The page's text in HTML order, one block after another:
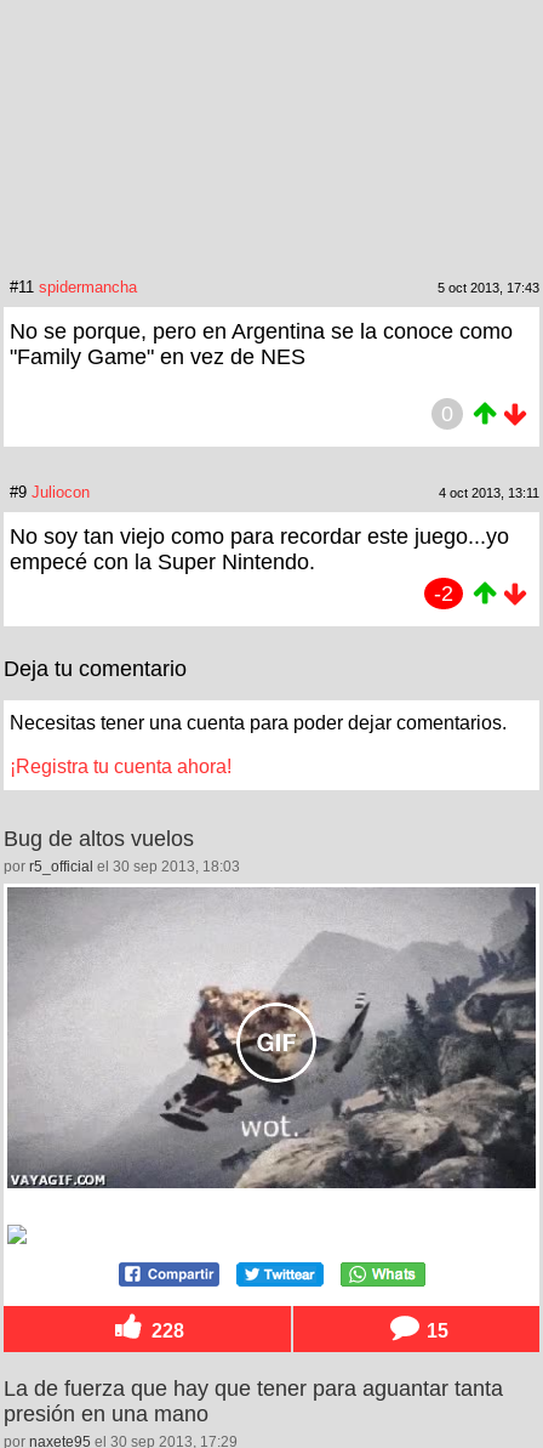
#11 spidermancha 5 oct 2013, 17:43
No se porque, pero en Argentina se la conoce como
"Family Game" en vez de NES
0
#9 Juliocon 4 oct 2013, 13:11
No soy tan viejo como para recordar este juego...yo
empecé con la Super Nintendo.
-2
Deja tu comentario
Necesitas tener una cuenta para poder dejar comentarios.
¡Registra tu cuenta ahora!
Bug de altos vuelos
por r5_official el 30 sep 2013, 18:03
228 15
La de fuerza que hay que tener para aguantar tanta
presión en una mano
por naxete95 el 30 sep 2013, 17:29